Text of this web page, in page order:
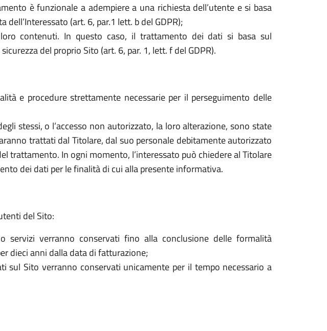
è funzionale a adempiere a una richiesta dell’utente e si basa
(art. 6, par.1 lett. b del GDPR);
contenuti. In questo caso, il trattamento dei dati si basa sul
del proprio Sito (art. 6, par. 1, lett. f del GDPR).
e procedure strettamente necessarie per il perseguimento delle
stessi, o l’accesso non autorizzato, la loro alterazione, sono state
trattati dal Titolare, dal suo personale debitamente autorizzato
trattamento. In ogni momento, l’interessato può chiedere al Titolare
dei dati per le finalità di cui alla presente informativa.
del Sito:
verranno conservati fino alla conclusione delle formalità
dieci anni dalla data di fatturazione;
Sito verranno conservati unicamente per il tempo necessario a